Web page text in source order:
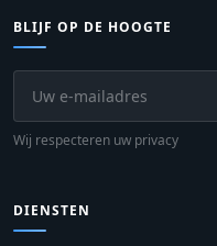
BLIJF OP DE HOOGTE
Wij respecteren uw privacy
DIENSTEN